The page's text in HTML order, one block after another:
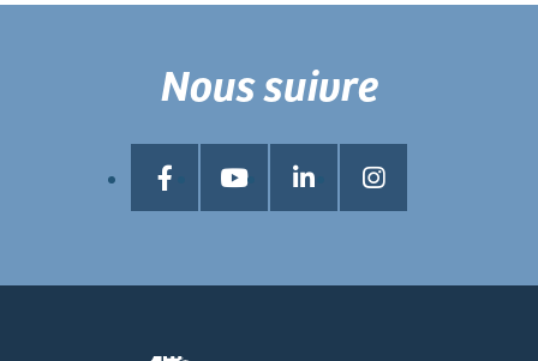
Nous suivre